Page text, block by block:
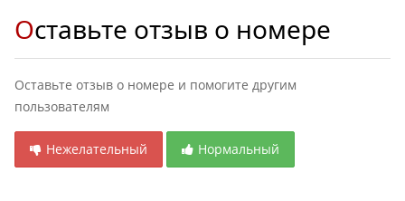
Оставьте отзыв о номере
Оставьте отзыв о номере и помогите другим
пользователям
Нежелательный Нормальный